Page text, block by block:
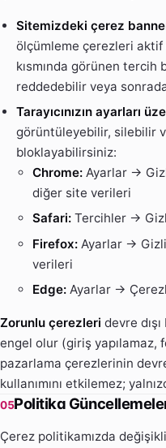
Sitemizdeki çerez
ölçümleme çerezleri aktif
kısmında görünen tercih
reddedebilir veya
Tarayıcınızın ayarları
görüntüleyebilir, silebilir
bloklayabilirsiniz:
Chrome: Ayarlar →
diğer site verileri
Safari: Tercihler →
Firefox: Ayarlar →
verileri
Edge: Ayarlar →
Zorunlu çerezleri devre
engel olur (giriş yapılamaz,
pazarlama çerezlerinin
kullanımını etkilemez;
05Politika
Çerez politikamızda